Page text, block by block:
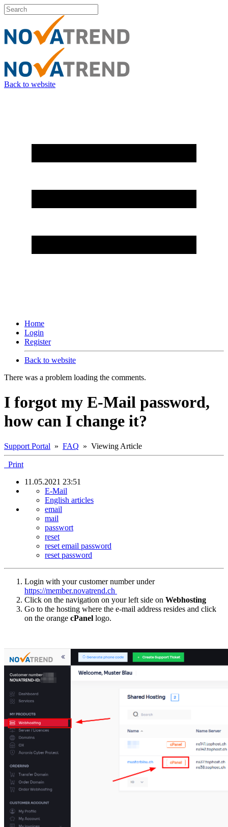
Back to website
Home
Login
Register
Back to website
There was a problem loading the comments.
I forgot my E-Mail password,
how can I change it?
Support Portal » FAQ » Viewing Article
Print
11.05.2021 23:51
E-Mail
English articles
email
mail
passwort
reset
reset email password
reset password
Login with your customer number under
https://member.novatrend.ch
Click on the navigation on your left side on Webhosting
Go to the hosting where the e-mail address resides and click
on the orange cPanel logo.